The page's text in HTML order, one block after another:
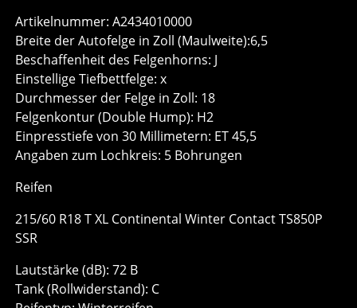
Artikelnummer: A2434010000
Breite der Autofelge in Zoll (Maulweite):6,5
Beschaffenheit des Felgenhorns: J
Einstellige Tiefbettfelge: x
Durchmesser der Felge in Zoll: 18
Felgenkontur (Double Hump): H2
Einpresstiefe von 30 Millimetern: ET 45,5
Angaben zum Lochkreis: 5 Bohrungen
Reifen
215/60 R18 T XL Continental Winter Contact TS850P
SSR
Lautstärke (dB): 72 B
Tank (Rollwiderstand): C